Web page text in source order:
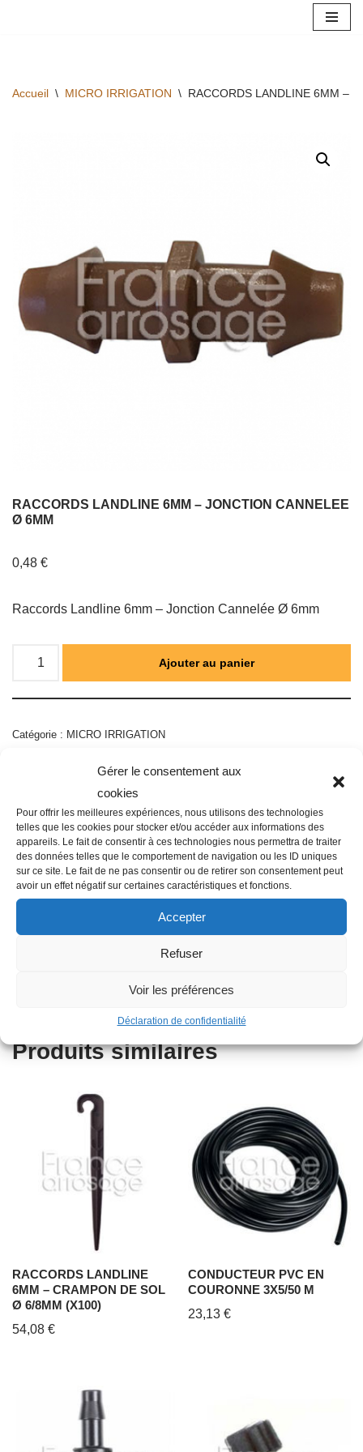
Gérer le consentement aux
cookies
Pour offrir les meilleures expériences, nous utilisons des technologies
telles que les cookies pour stocker et/ou accéder aux informations des
appareils. Le fait de consentir à ces technologies nous permettra de traiter
des données telles que le comportement de navigation ou les ID uniques
sur ce site. Le fait de ne pas consentir ou de retirer son consentement peut
avoir un effet négatif sur certaines caractéristiques et fonctions.
Accepter
Refuser
Voir les préférences
Déclaration de confidentialité
contenu
Accueil \ MICRO IRRIGATION \ RACCORDS LANDLINE 6MM –
RACCORDS LANDLINE 6MM – JONCTION CANNELEE
Ø 6MM
0,48 €
Raccords Landline 6mm – Jonction Cannelée Ø 6mm
Ajouter au panier
Catégorie : MICRO IRRIGATION
Description
Famille : E03
Diamètre : 6 mm
Couleur : Noir
Autres informations : Cannelé
Diamètre nominal : 6 mm
Produits similaires
RACCORDS LANDLINE
6MM – CRAMPON DE SOL
Ø 6/8MM (X100)
54,08 €
CONDUCTEUR PVC EN
COURONNE 3X5/50 M
23,13€